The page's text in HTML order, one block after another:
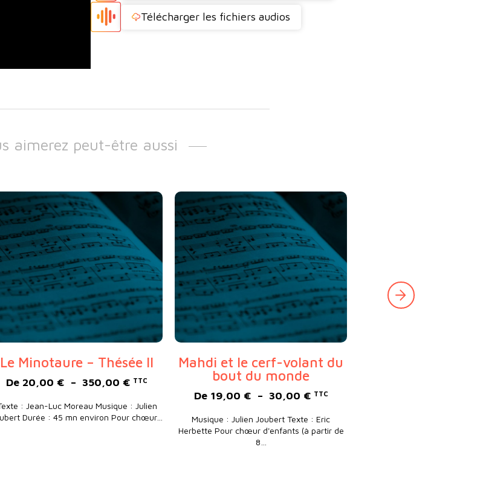
Télécharger les fichiers audios
aimerez peut-être aussi
: 19,00 € à 25,00 €
Le Minotaure – Thésée II
De 20,00 € – 350,00 € Plage de prix : 20,00 € à 350,00 €
TTC
: Jean-Luc Moreau Musique : Julien
Durée : 45 mn environ Pour chœur…
Mahdi et le cerf-volant du
bout du monde
De 19,00 € – 30,00 €Plage de prix : 19,00 € à 30,00
TTC
Musique : Julien Joubert Texte : Eric
Herbette Pour chœur d'enfants (à partir de
8…